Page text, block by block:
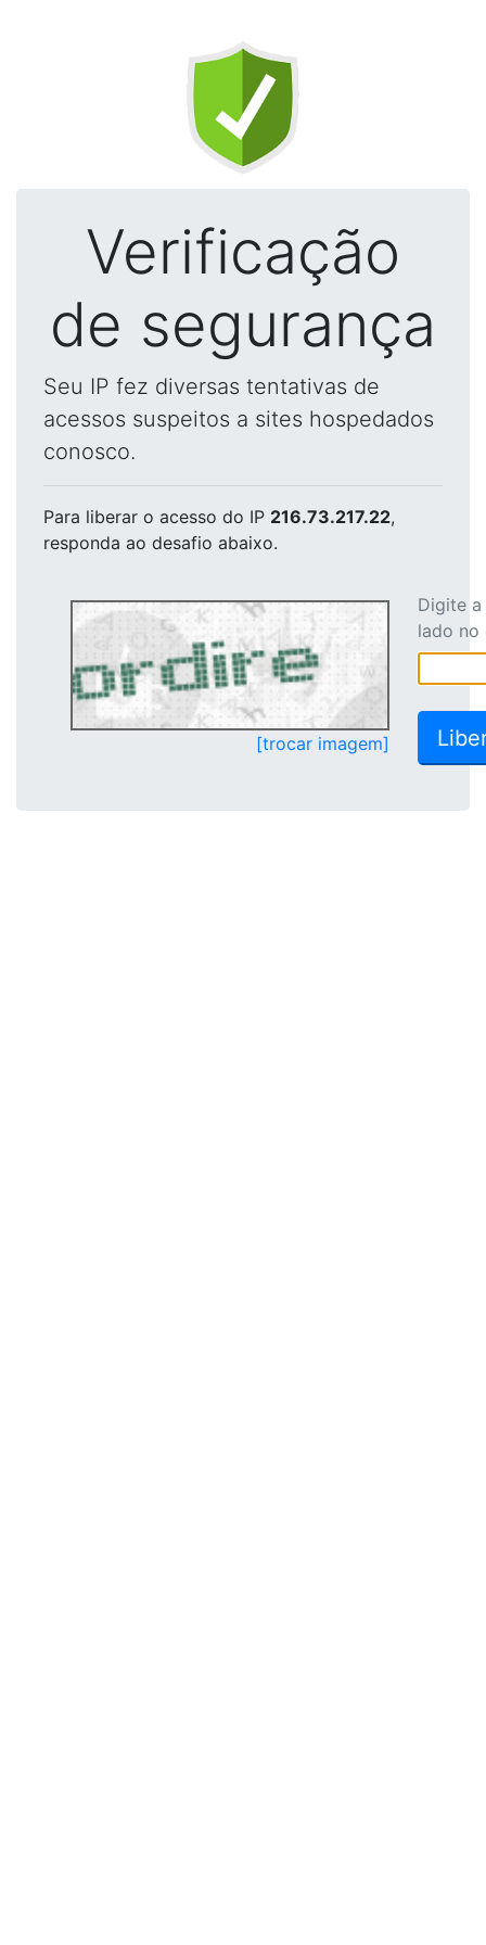
Verificação
de segurança
Seu IP fez diversas tentativas de
acessos suspeitos a sites hospedados
conosco.
Para liberar o acesso do IP 216.73.217.22,
responda ao desafio abaixo.
[trocar imagem]
Digite
lado no